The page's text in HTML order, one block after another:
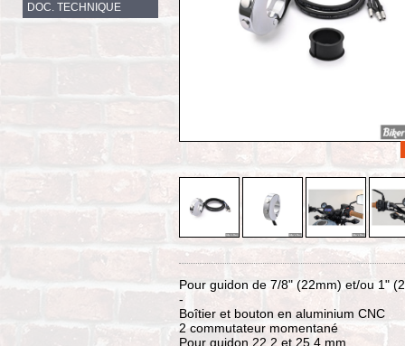
DOC. TECHNIQUE
Pour guidon de 7/8" (22mm) et/ou 1"
-
Boîtier et bouton en aluminium CNC
2 commutateur momentané
Pour guidon 22,2 et 25,4 mm